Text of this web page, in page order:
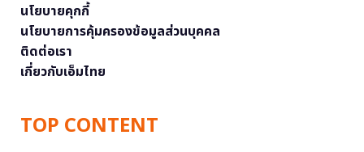
นโยบายคุกกี้
นโยบายการคุ้มครองข้อมูลส่วนบุคคล
ติดต่อเรา
เกี่ยวกับเอ็มไทย
TOP CONTENT